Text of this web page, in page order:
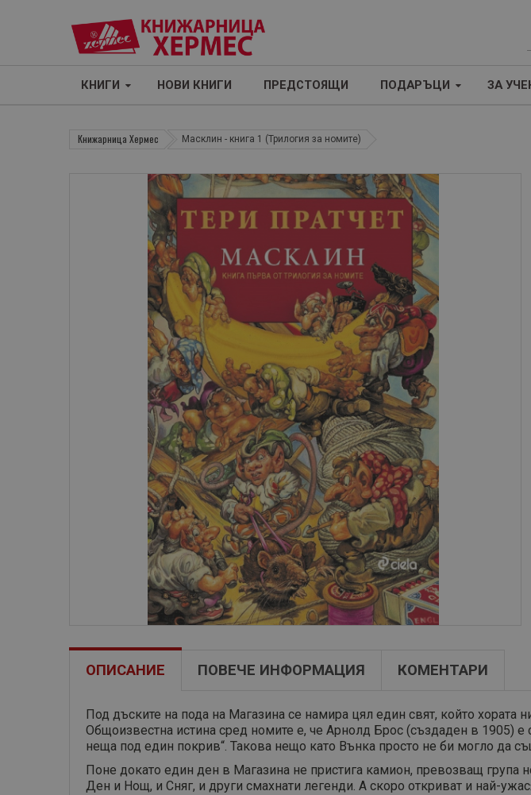
р
КНИГИ НОВИ КНИГИ ПРЕДСТОЯЩИ ПОДАРЪЦИ ЗА
Книжарница Хермес Масклин - книга 1 (Трилогия за номите)
ОПИСАНИЕ ПОВЕЧЕ ИНФОРМАЦИЯ КОМЕНТАРИ
Под дъските на пода на Магазина се намира цял един свят, който хората
Общоизвестна истина сред номите е, че Арнолд Брос (създаден в 1905) е
неща под един покрив“. Такова нещо като Вънка просто не би могло да
Поне докато един ден в Магазина не пристига камион, превозващ
Ден и Нощ, и Сняг, и други смахнати легенди. А скоро откриват и най-